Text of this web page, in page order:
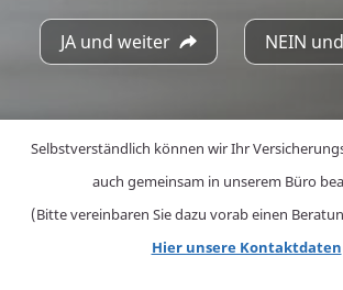
JA und weiter NEIN
Selbstverständlich können wir Ihr
auch gemeinsam in unserem Büro
(Bitte vereinbaren Sie dazu vorab einen
Hier unsere Kontaktdaten